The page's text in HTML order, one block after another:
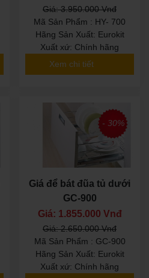
Giá: 3.950.000 Vnđ
Mã Sản Phẩm : HY- 700
Hãng Sản Xuất: Eurokit
Xuất xứ: Chính hãng
Xem chi tiết
- 30%
Giá để bát đũa tủ dưới
GC-900
Giá: 1.855.000 Vnđ
Giá: 2.650.000 Vnđ
Mã Sản Phẩm : GC-900
Hãng Sản Xuất: Eurokit
Xuất xứ: Chính hãng